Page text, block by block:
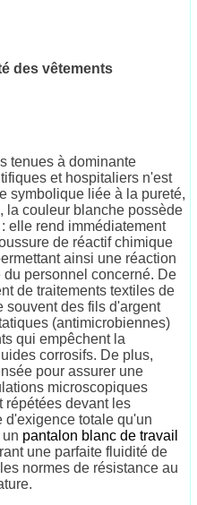
des vêtements
tenues à dominante
et hospitaliers n'est
symbolique liée à la pureté,
la couleur blanche possède
elle rend immédiatement
de réactif chimique
ainsi une réaction
personnel concerné. De
de traitements textiles de
souvent des fils d'argent
(antimicrobiennes)
qui empêchent la
corrosifs. De plus,
pour assurer une
microscopiques
répétées devant les
d'exigence totale qu'un
pantalon blanc de travail
une parfaite fluidité de
normes de résistance au